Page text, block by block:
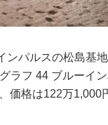
ンパルスの松島基
ラフ 44 ブルーイ
価格は122万1,000